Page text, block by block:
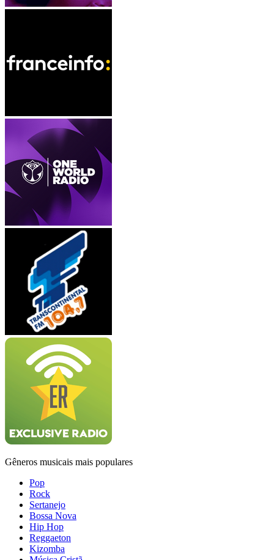
Gêneros musicais mais populares
Pop
Rock
Sertanejo
Bossa Nova
Hip Hop
Reggaeton
Kizomba